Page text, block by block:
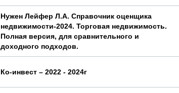
Нужен Лейфер Л.А. Справочник оценщика
недвижимости-2024. Торговая недвижимость.
Полная версия, для сравнительного и
доходного подходов.
Ко-инвест – 2022 - 2024г